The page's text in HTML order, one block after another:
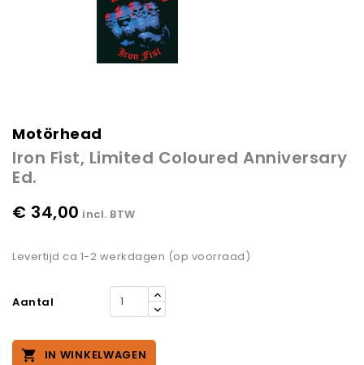
Motörhead
Iron Fist, Limited Coloured Anniversary
Ed.
€ 34,00 incl. BTW
Levertijd ca 1-2 werkdagen (op voorraad)
Aantal
 IN WINKELWAGEN